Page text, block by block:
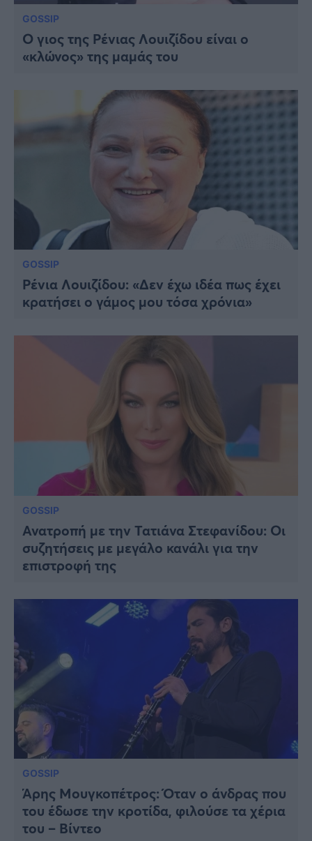
GOSSIP
Ο γιος της Ρένιας Λουιζίδου είναι ο
«κλώνος» της μαμάς του
GOSSIP
Ρένια Λουιζίδου: «Δεν έχω ιδέα πως έχει
κρατήσει ο γάμος μου τόσα χρόνια»
GOSSIP
Ανατροπή με την Τατιάνα Στεφανίδου: Οι
συζητήσεις με μεγάλο κανάλι για την
επιστροφή της
GOSSIP
Άρης Μουγκοπέτρος: Όταν ο άνδρας που
του έδωσε την κροτίδα, φιλούσε τα χέρια
του – Βίντεο